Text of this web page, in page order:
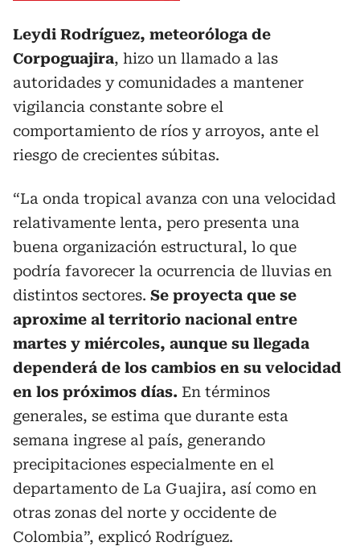
Leydi Rodríguez, meteoróloga de
Corpoguajira, hizo un llamado a las
autoridades y comunidades a mantener
vigilancia constante sobre el
comportamiento de ríos y arroyos, ante el
riesgo de crecientes súbitas.
“La onda tropical avanza con una velocidad
relativamente lenta, pero presenta una
buena organización estructural, lo que
podría favorecer la ocurrencia de lluvias en
distintos sectores. Se proyecta que se
aproxime al territorio nacional entre
martes y miércoles, aunque su llegada
dependerá de los cambios en su velocidad
en los próximos días. En términos
generales, se estima que durante esta
semana ingrese al país, generando
precipitaciones especialmente en el
departamento de La Guajira, así como en
otras zonas del norte y occidente de
Colombia”, explicó Rodríguez.